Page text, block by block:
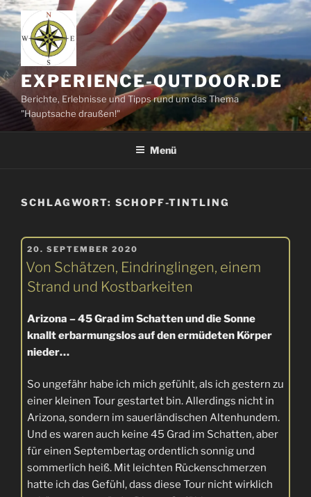
Zum
Inhalt
springen
EXPERIENCE-OUTDOOR.DE
Berichte, Erlebnisse und Tipps rund um das Thema
"Hauptsache draußen!"
Menü
SCHLAGWORT: SCHOPF-TINTLING
VERÖFFENTLICHT
AM
20. SEPTEMBER 2020
Von Schätzen, Eindringlingen, einem
Strand und Kostbarkeiten
Arizona – 45 Grad im Schatten und die Sonne
knallt erbarmungslos auf den ermüdeten Körper
nieder…
So ungefähr habe ich mich gefühlt, als ich gestern zu
einer kleinen Tour gestartet bin. Allerdings nicht in
Arizona, sondern im sauerländischen Altenhundem.
Und es waren auch keine 45 Grad im Schatten, aber
für einen Septembertag ordentlich sonnig und
sommerlich heiß. Mit leichten Rückenschmerzen
hatte ich das Gefühl, dass diese Tour nicht wirklich